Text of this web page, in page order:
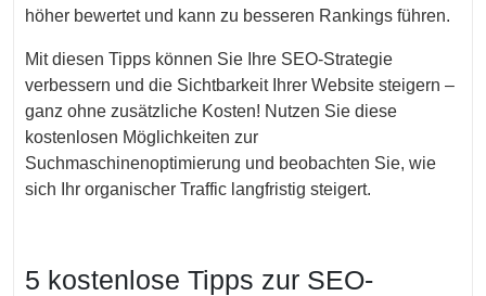
höher bewertet und kann zu besseren Rankings führen.
Mit diesen Tipps können Sie Ihre SEO-Strategie
verbessern und die Sichtbarkeit Ihrer Website steigern –
ganz ohne zusätzliche Kosten! Nutzen Sie diese
kostenlosen Möglichkeiten zur
Suchmaschinenoptimierung und beobachten Sie, wie
sich Ihr organischer Traffic langfristig steigert.
5 kostenlose Tipps zur SEO-